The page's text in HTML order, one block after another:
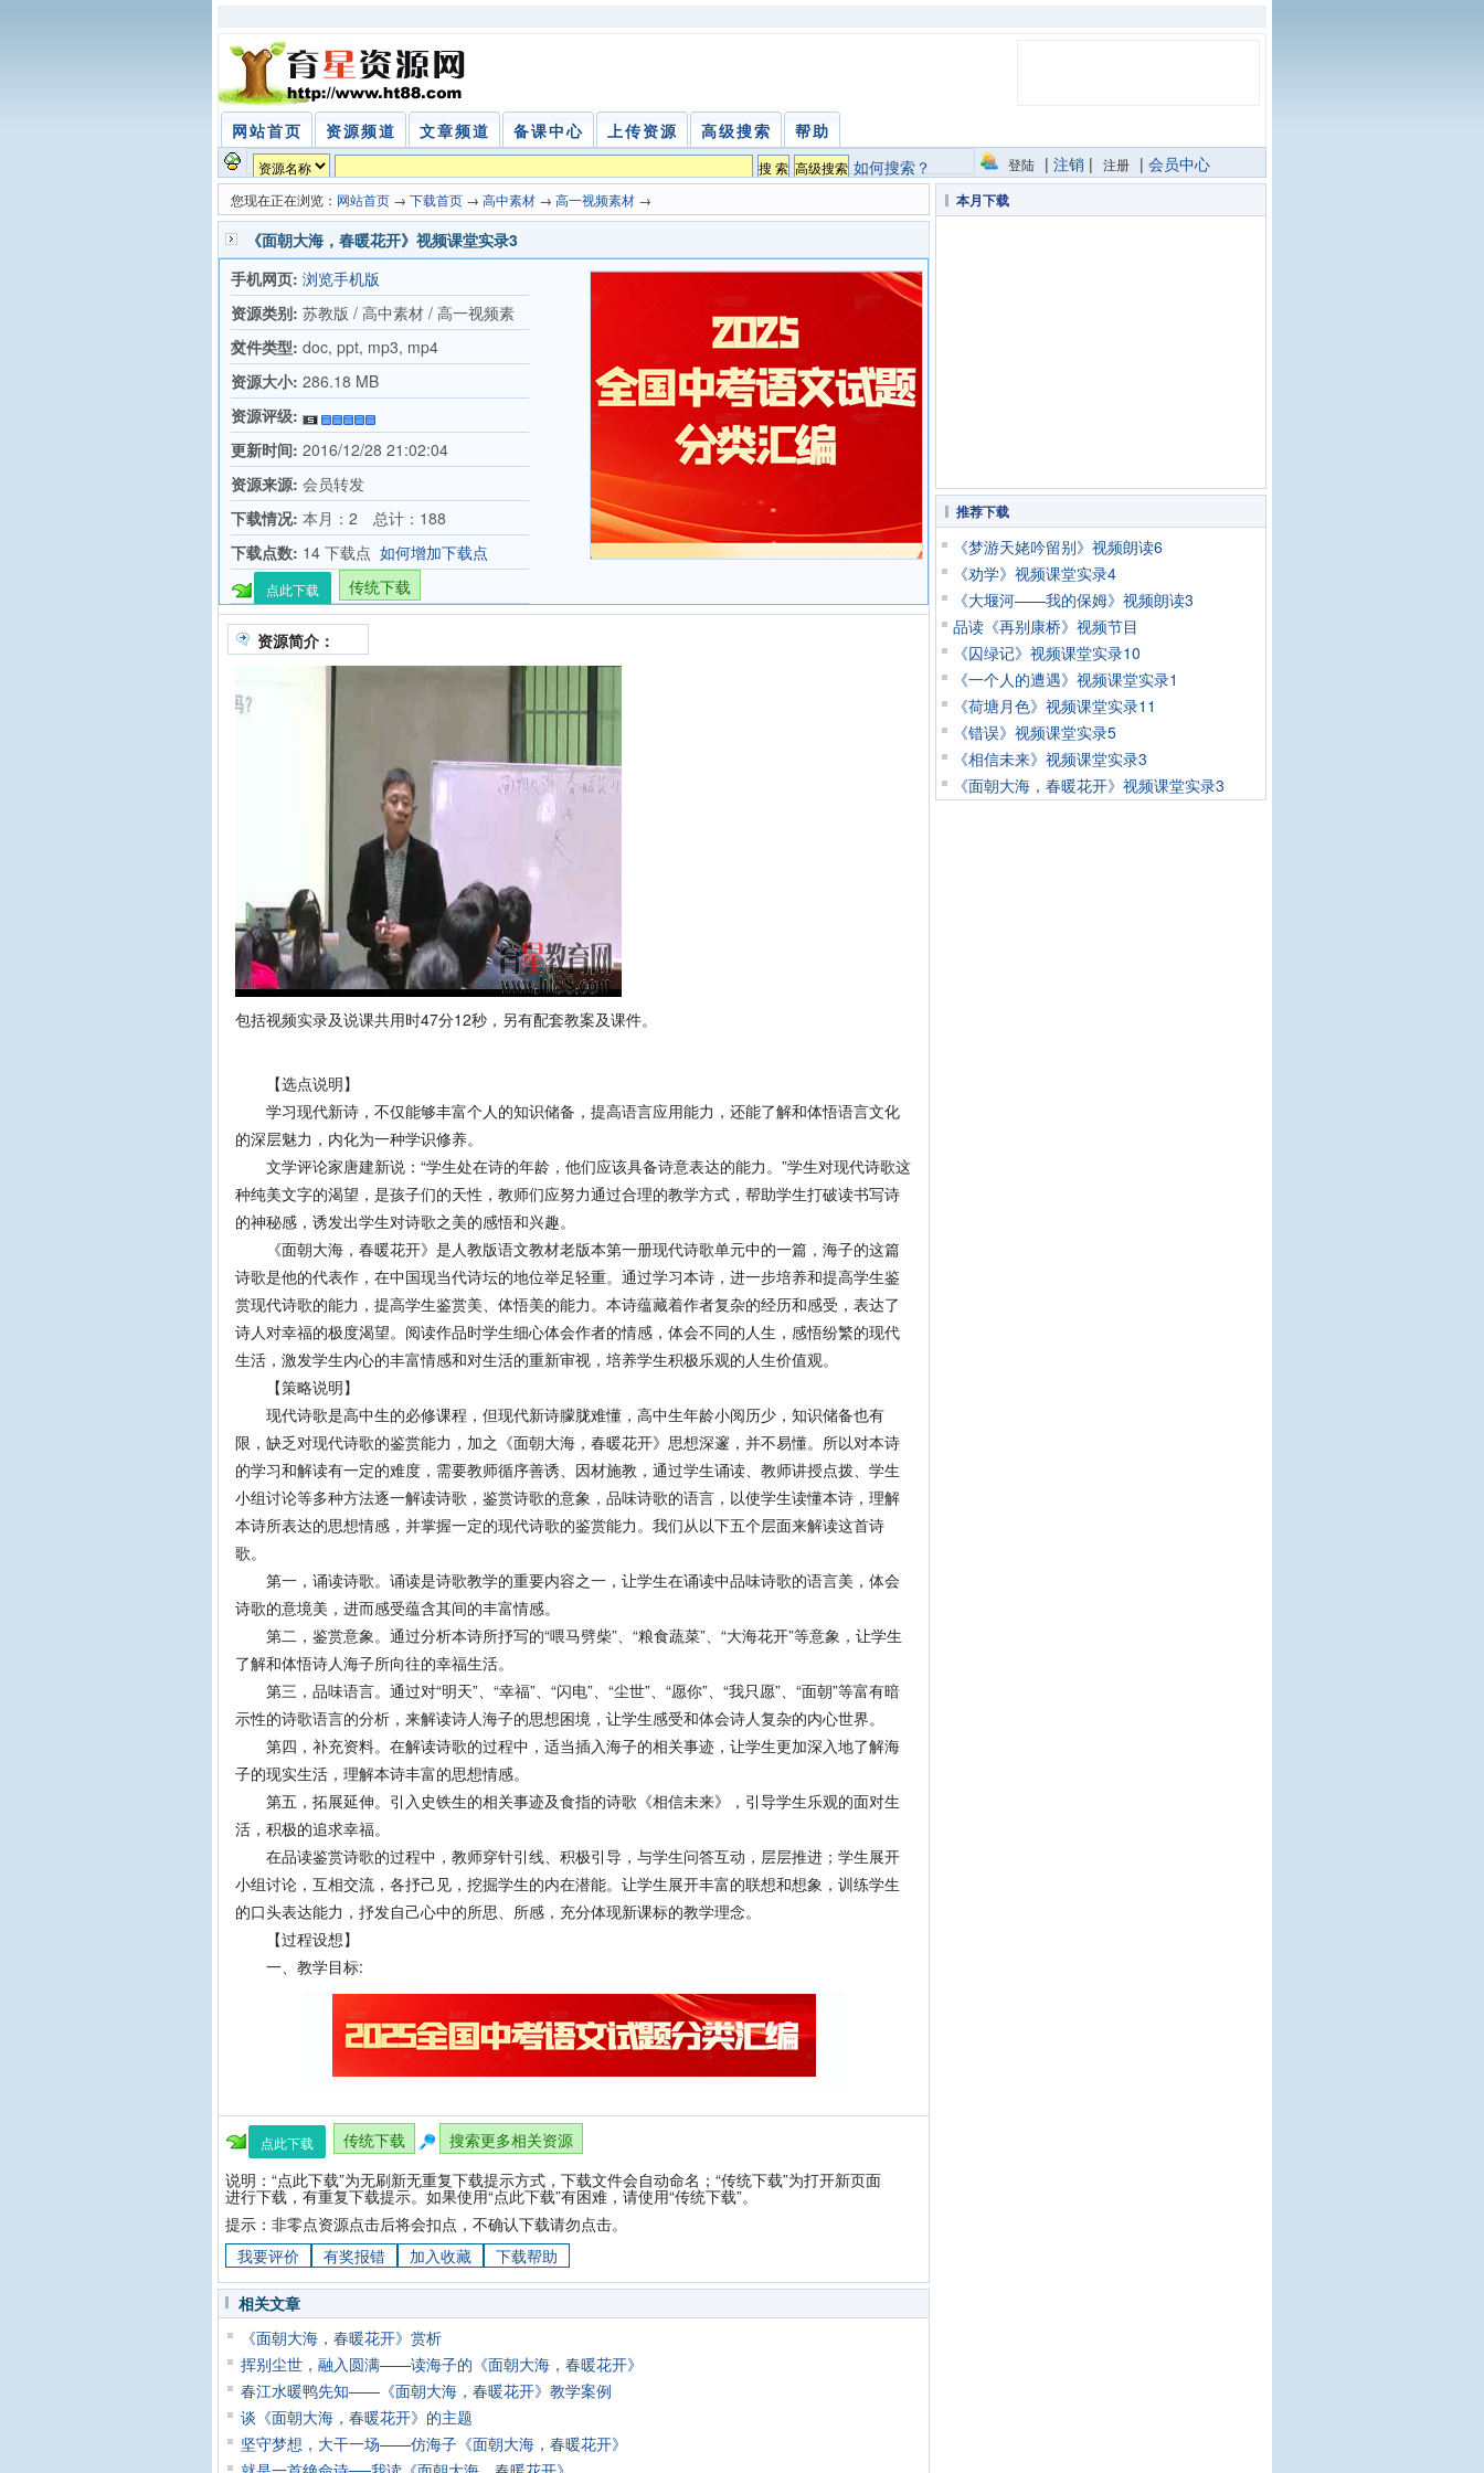
网站首页 资源频道 文章频道 备课中心 上传资源 高级搜索
帮助
如何搜索？
登陆 | 注销 | 注册 | 会员中心
您现在正在浏览： 网站首页 → 下载首页 → 高中素材 → 高一视频素材 →
《面朝大海，春暖花开》视频课堂实录3
手机网页: 浏览手机版
资源类别: 苏教版 / 高中素材 / 高一视频素
材
文件类型: doc, ppt, mp3, mp4
资源大小: 286.18 MB
资源评级:
更新时间: 2016/12/28 21:02:04
资源来源: 会员转发
下载情况: 本月：2 总计：188
下载点数: 14 下载点 如何增加下载点
点此下载 传统下载
资源简介：
包括视频实录及说课共用时47分12秒，另有配套教案及课件。
【选点说明】
学习现代新诗，不仅能够丰富个人的知识储备，提高语言应用能力，还能了解和体悟语言文化
的深层魅力，内化为一种学识修养。
文学评论家唐建新说：“学生处在诗的年龄，他们应该具备诗意表达的能力。”学生对现代诗歌这
种纯美文字的渴望，是孩子们的天性，教师们应努力通过合理的教学方式，帮助学生打破读书写诗
的神秘感，诱发出学生对诗歌之美的感悟和兴趣。
《面朝大海，春暖花开》是人教版语文教材老版本第一册现代诗歌单元中的一篇，海子的这篇
诗歌是他的代表作，在中国现当代诗坛的地位举足轻重。通过学习本诗，进一步培养和提高学生鉴
赏现代诗歌的能力，提高学生鉴赏美、体悟美的能力。本诗蕴藏着作者复杂的经历和感受，表达了
诗人对幸福的极度渴望。阅读作品时学生细心体会作者的情感，体会不同的人生，感悟纷繁的现代
生活，激发学生内心的丰富情感和对生活的重新审视，培养学生积极乐观的人生价值观。
【策略说明】
现代诗歌是高中生的必修课程，但现代新诗朦胧难懂，高中生年龄小阅历少，知识储备也有
限，缺乏对现代诗歌的鉴赏能力，加之《面朝大海，春暖花开》思想深邃，并不易懂。所以对本诗
的学习和解读有一定的难度，需要教师循序善诱、因材施教，通过学生诵读、教师讲授点拨、学生
小组讨论等多种方法逐一解读诗歌，鉴赏诗歌的意象，品味诗歌的语言，以使学生读懂本诗，理解
本诗所表达的思想情感，并掌握一定的现代诗歌的鉴赏能力。我们从以下五个层面来解读这首诗
歌。
第一，诵读诗歌。诵读是诗歌教学的重要内容之一，让学生在诵读中品味诗歌的语言美，体会
诗歌的意境美，进而感受蕴含其间的丰富情感。
第二，鉴赏意象。通过分析本诗所抒写的“喂马劈柴”、“粮食蔬菜”、“大海花开”等意象，让学生
了解和体悟诗人海子所向往的幸福生活。
第三，品味语言。通过对“明天”、“幸福”、“闪电”、“尘世”、“愿你”、“我只愿”、“面朝”等富有暗
示性的诗歌语言的分析，来解读诗人海子的思想困境，让学生感受和体会诗人复杂的内心世界。
第四，补充资料。在解读诗歌的过程中，适当插入海子的相关事迹，让学生更加深入地了解海
子的现实生活，理解本诗丰富的思想情感。
第五，拓展延伸。引入史铁生的相关事迹及食指的诗歌《相信未来》，引导学生乐观的面对生
活，积极的追求幸福。
在品读鉴赏诗歌的过程中，教师穿针引线、积极引导，与学生问答互动，层层推进；学生展开
小组讨论，互相交流，各抒己见，挖掘学生的内在潜能。让学生展开丰富的联想和想象，训练学生
的口头表达能力，抒发自己心中的所思、所感，充分体现新课标的教学理念。
【过程设想】
一、教学目标:
点此下载 传统下载
搜索更多相关资源
说明：“点此下载”为无刷新无重复下载提示方式，下载文件会自动命名；“传统下载”为打开新页面
进行下载，有重复下载提示。如果使用“点此下载”有困难，请使用“传统下载”。
提示：非零点资源点击后将会扣点，不确认下载请勿点击。
我要评价
有奖报错 加入收藏 下载帮助
相关文章
《面朝大海，春暖花开》赏析
挥别尘世，融入圆满——读海子的《面朝大海，春暖花开》
春江水暖鸭先知——《面朝大海，春暖花开》教学案例
谈《面朝大海，春暖花开》的主题
坚守梦想，大干一场——仿海子《面朝大海，春暖花开》
本月下载
推荐下载
《梦游天姥吟留别》视频朗读6
《劝学》视频课堂实录4
《大堰河——我的保姆》视频朗读3
品读《再别康桥》视频节目
《囚绿记》视频课堂实录10
《一个人的遭遇》视频课堂实录1
《荷塘月色》视频课堂实录11
《错误》视频课堂实录5
《相信未来》视频课堂实录3
《面朝大海，春暖花开》视频课堂实录3